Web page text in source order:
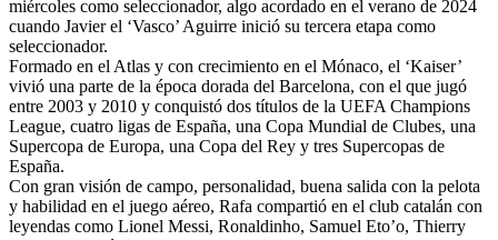
miércoles como seleccionador, algo acordado en el verano de 2024
cuando Javier el ‘Vasco’ Aguirre inició su tercera etapa como
seleccionador.
Formado en el Atlas y con crecimiento en el Mónaco, el ‘Kaiser’
vivió una parte de la época dorada del Barcelona, con el que jugó
entre 2003 y 2010 y conquistó dos títulos de la UEFA Champions
League, cuatro ligas de España, una Copa Mundial de Clubes, una
Supercopa de Europa, una Copa del Rey y tres Supercopas de
España.
Con gran visión de campo, personalidad, buena salida con la pelota
y habilidad en el juego aéreo, Rafa compartió en el club catalán con
leyendas como Lionel Messi, Ronaldinho, Samuel Eto’o, Thierry